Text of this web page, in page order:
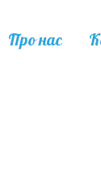
Про нас